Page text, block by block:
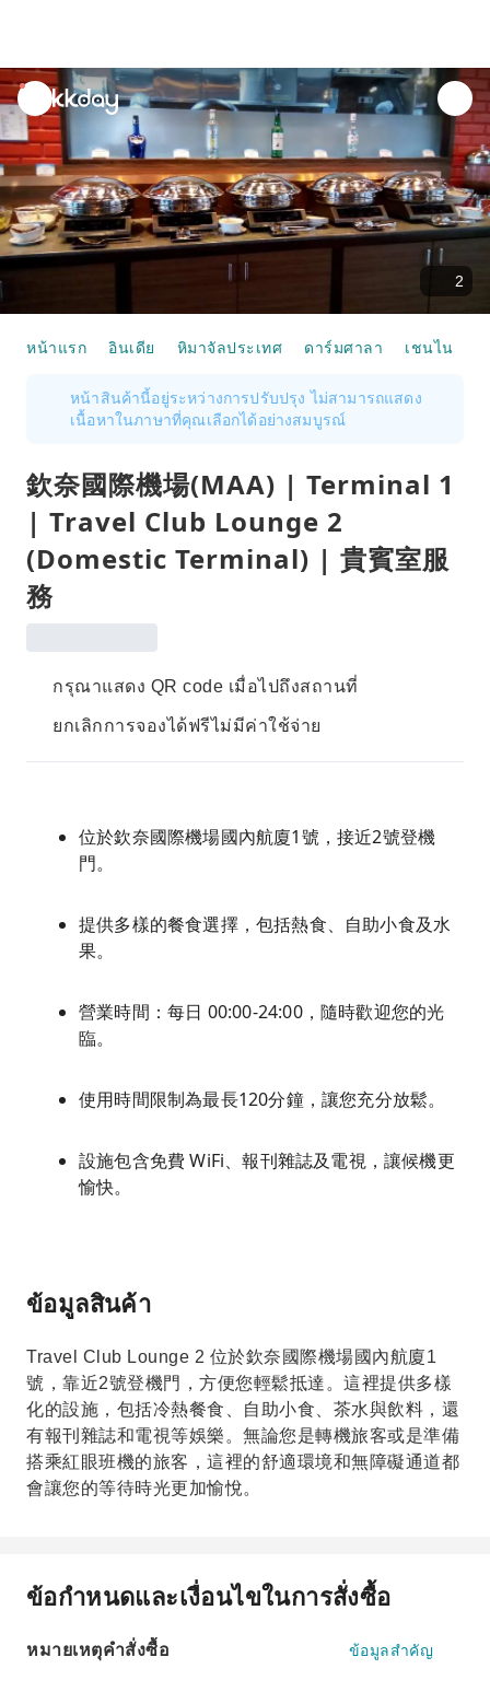
unread
notifications
2
หน้าแรก อินเดีย หิมาจัลประเทศ ดาร์มศาลา เชนไน
หน้าสินค้านี้อยู่ระหว่างการปรับปรุง ไม่สามารถแสดง
เนื้อหาในภาษาที่คุณเลือกได้อย่างสมบูรณ์
欽奈國際機場(MAA) | Terminal 1
| Travel Club Lounge 2
(Domestic Terminal) | 貴賓室服
務
กรุณาแสดง QR code เมื่อไปถึงสถานที่
ยกเลิกการจองได้ฟรีไม่มีค่าใช้จ่าย
位於欽奈國際機場國內航廈1號，接近2號登機
門。
提供多樣的餐食選擇，包括熱食、自助小食及水
果。
營業時間：每日 00:00-24:00，隨時歡迎您的光
臨。
使用時間限制為最長120分鐘，讓您充分放鬆。
設施包含免費 WiFi、報刊雜誌及電視，讓候機更
愉快。
ข้อมูลสินค้า
Travel Club Lounge 2 位於欽奈國際機場國內航廈1
號，靠近2號登機門，方便您輕鬆抵達。這裡提供多樣
化的設施，包括冷熱餐食、自助小食、茶水與飲料，還
有報刊雜誌和電視等娛樂。無論您是轉機旅客或是準備
搭乘紅眼班機的旅客，這裡的舒適環境和無障礙通道都
會讓您的等待時光更加愉悅。
ข้อกำหนดและเงื่อนไขในการสั่งซื้อ
หมายเหตุคำสั่งซื้อ ข้อมูลสำคัญ